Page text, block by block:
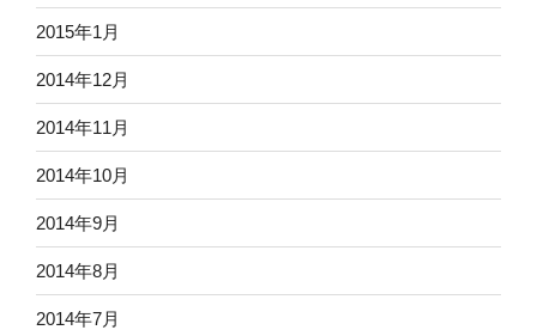
2015年1月
2014年12月
2014年11月
2014年10月
2014年9月
2014年8月
2014年7月